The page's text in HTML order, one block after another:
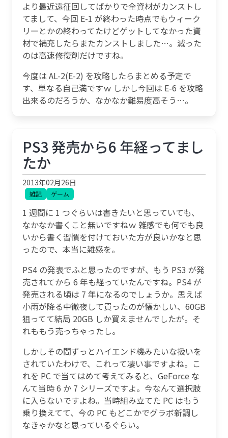
より最近遠征回してばかりで全資材がカンストし
てまして、今回 E-1 が終わった時点でもウィーク
リーとかの終わってたけどゲットしてなかった資
材で補充したらまたカンストしました…。減った
のは高速修復剤だけですね。
今度は AL-2(E-2) を攻略したらまとめる予定で
す、単なる自己満ですｗ しかし今回は E-6 を攻略
出来るのだろうか、なかなか難易度高そう…。
PS3 発売から6 年経ってまし
たか
2013年02月26日
雑記 ゲーム
1 週間に 1 つぐらいは書きたいと思っていても、
なかなか書くこと無いですねｗ 雑感でも何でも良
いから書く習慣を付けておいた方が良いかなと思
ったので、本当に雑感を。
PS4 の発表でふと思ったのですが、もう PS3 が発
売されてから 6 年も経っていたんですね。PS4 が
発売される頃は 7 年になるのでしょうか。思えば
小雨が降る中徹夜して買ったのが懐かしい、60GB
狙ってて結局 20GB しか買えませんでしたが。そ
れももう売っちゃったし。
しかしその間ずっとハイエンド機みたいな扱いを
されていたわけで、これって凄い事ですよね。こ
れを PC で当てはめて考えてみると、GeForce な
んて当時 6 か 7 シリーズですよ。今なんて選択肢
に入らないですよね。当時組み立てた PC はもう
乗り換えてて、今の PC もどこかでグラボ新調し
なきゃかなと思っているぐらい。